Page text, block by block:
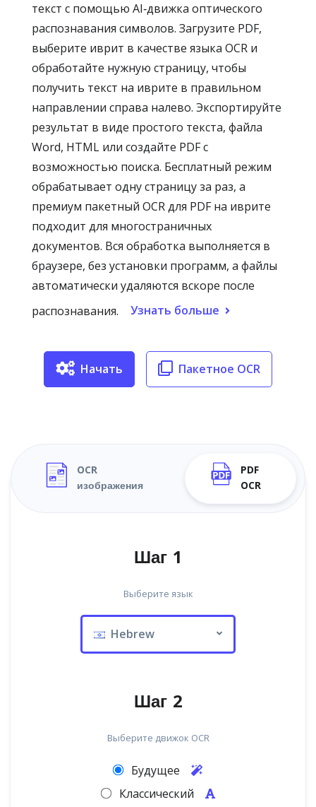
текст с помощью AI‑движка оптического
распознавания символов. Загрузите PDF,
выберите иврит в качестве языка OCR и
обработайте нужную страницу, чтобы
получить текст на иврите в правильном
направлении справа налево. Экспортируйте
результат в виде простого текста, файла
Word, HTML или создайте PDF с
возможностью поиска. Бесплатный режим
обрабатывает одну страницу за раз, а
премиум пакетный OCR для PDF на иврите
подходит для многостраничных
документов. Вся обработка выполняется в
браузере, без установки программ, а файлы
автоматически удаляются вскоре после
распознавания.
Узнать больше
Начать Пакетное OCR
OCR
изображения
PDF
OCR
Шаг 1
Выберите язык
Hebrew
Шаг 2
Выберите движок OCR
Будущее
Классический